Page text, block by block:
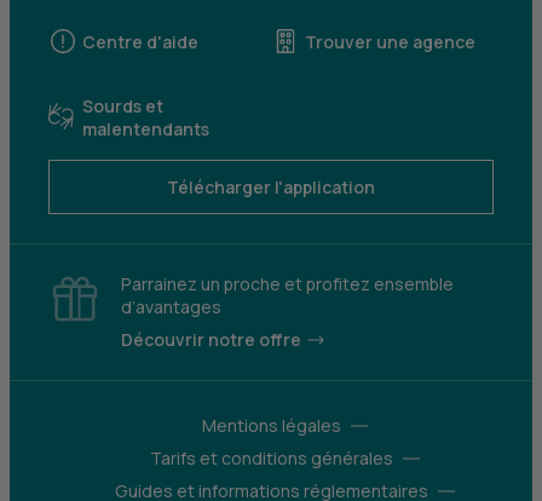
Centre d'aide Trouver une agence
Sourds et
malentendants
Télécharger l'application
Parrainez un proche et profitez ensemble
d’avantages
Découvrir notre offre
Mentions légales
Tarifs et conditions générales
Guides et informations réglementaires